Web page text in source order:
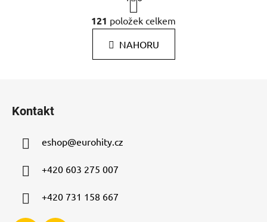
O
v
á
d
r
á
n
k
121 položek celkem
NAHORU
Kontakt
eshop@eurohity.cz
+420 603 275 007
+420 731 158 667